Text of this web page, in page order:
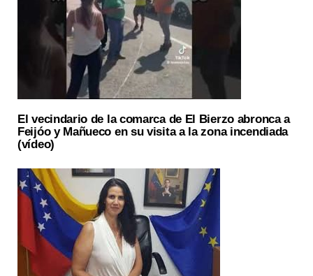
El vecindario de la comarca de El Bierzo abronca a
Feijóo y Mañueco en su visita a la zona incendiada
(vídeo)